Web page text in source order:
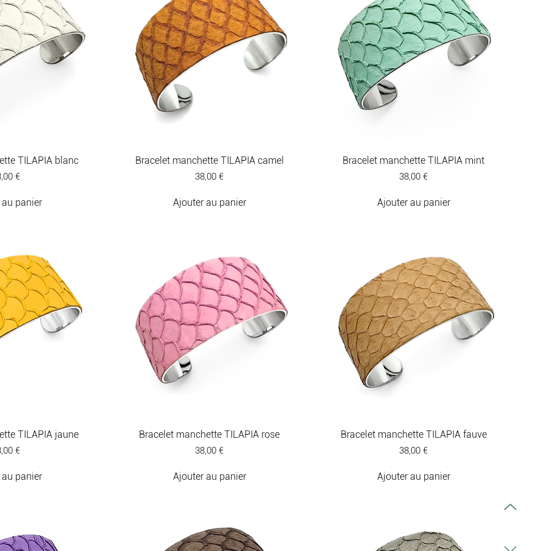
avec élégance.
TILAPIA blanc
€
panier
Bracelet manchette TILAPIA camel
Prix
38,00 €
Ajouter au panier
Bracelet manchette TILAPIA mint
Prix
38,00 €
Ajouter au panier
TILAPIA jaune
€
panier
Bracelet manchette TILAPIA rose
Prix
38,00 €
Ajouter au panier
Bracelet manchette TILAPIA fauve
Prix
38,00 €
Ajouter au panier